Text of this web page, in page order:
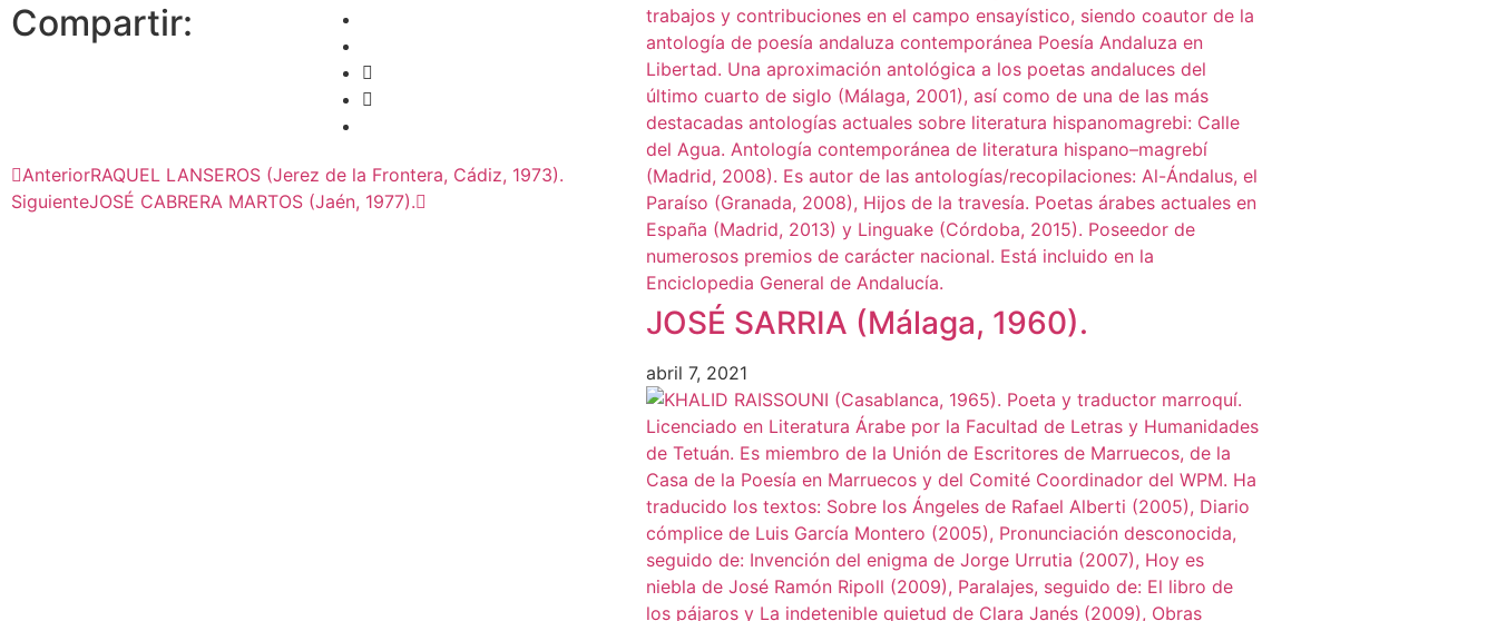
Compartir:
AnteriorRAQUEL LANSEROS (Jerez de la Frontera, Cádiz, 1973).
SiguienteJOSÉ CABRERA MARTOS (Jaén, 1977).
JOSÉ SARRIA (Málaga, 1960).
abril 7, 2021